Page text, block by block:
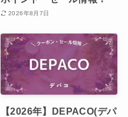
2026年8月7日
【2026年】DEPACO(デパ